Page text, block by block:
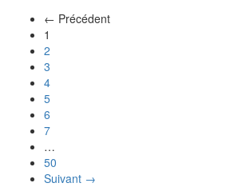
← Précédent
1
2
3
4
5
6
7
…
50
Suivant →